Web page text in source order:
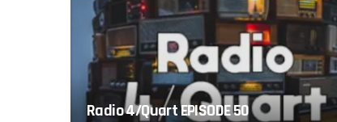
Radio 4/Quart EPISODE 50